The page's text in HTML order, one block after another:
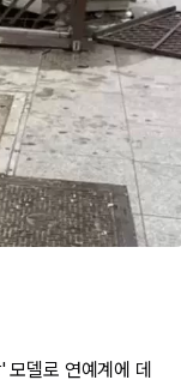
델로 연예계에 데